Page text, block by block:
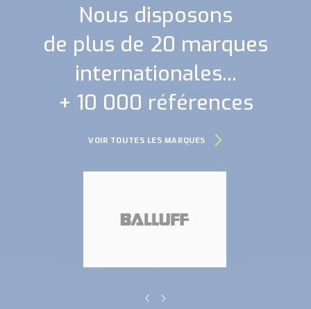
Nous disposons
de plus de 20 marques
internationales...
+ 10 000 références
VOIR TOUTES LES MARQUES